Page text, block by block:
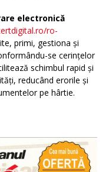
electronică
ro-
primi, gestiona și
se cerințelor
schimbul rapid și
reducând erorile și
pe hârtie.